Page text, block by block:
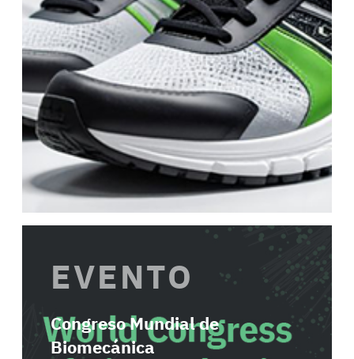
EVENTO
Congreso Mundial de
Biomecánica